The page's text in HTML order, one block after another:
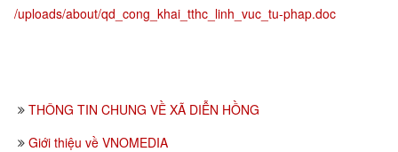
/uploads/about/qd_cong_khai_tthc_linh_vuc_tu-phap.doc
THÔNG TIN CHUNG VỀ XÃ DIỄN HỒNG
Giới thiệu về VNOMEDIA